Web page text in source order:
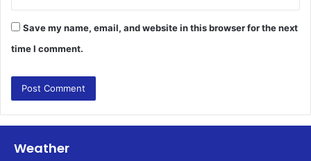
Save my name, email, and website in this browser for the next
time I comment.
Weather